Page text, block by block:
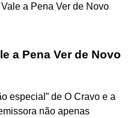
a Pena Ver de Novo
a Pena Ver de Novo
especial” de O Cravo e a
não apenas